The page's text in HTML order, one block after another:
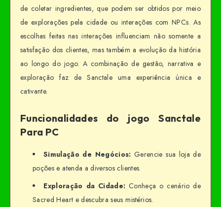
de coletar ingredientes, que podem ser obtidos por meio
de explorações pela cidade ou interações com NPCs. As
escolhas feitas nas interações influenciam não somente a
satisfação dos clientes, mas também a evolução da história
ao longo do jogo. A combinação de gestão, narrativa e
exploração faz de Sanctale uma experiência única e
cativante.
Funcionalidades do jogo Sanctale
Para PC
Simulação de Negócios: Gerencie sua loja de
poções e atenda a diversos clientes.
Exploração da Cidade: Conheça o cenário de
Sacred Heart e descubra seus mistérios.